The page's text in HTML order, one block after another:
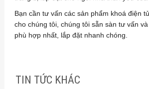
Bạn cần tư vấn các sản phẩm khoá điện
cho chúng tôi, chúng tôi sẵn sàn tư vấn
phù hợp nhất, lắp đặt nhanh chóng.
TIN TỨC KHÁC